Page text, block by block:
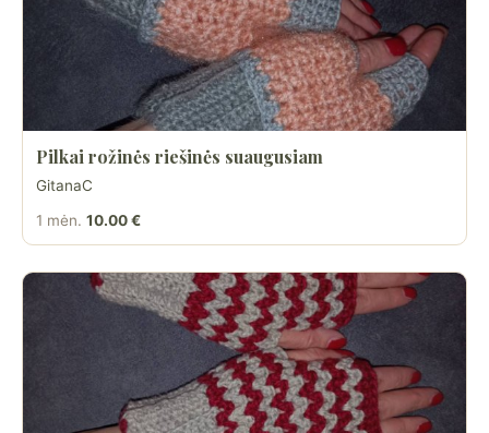
Pilkai rožinės riešinės suaugusiam
GitanaC
1 mėn. 10.00 €